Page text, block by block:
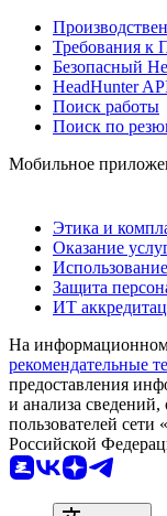
Требования к
Безопасный
HeadHunter
Поиск работы
Поиск по
Мобильное
Этика и
Оказание
Защита
ИТ
На информационном
рекомендательные
предоставления
и анализа
пользователей
Российской